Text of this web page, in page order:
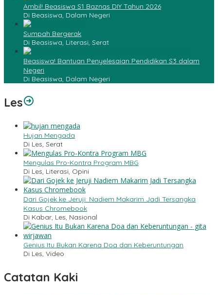
Ambil! Beasiswa S1 Baznas DIY Tahun 2026
Di Beasiswa, Dalam Negeri
Sumpah Bergerak
Di Beasiswa, Literasi, Serat
Beasiswa! Bantuan Penyelesaian Pendidikan S3 dalam
Negeri
Di Beasiswa, Dalam Negeri
Les
Hujan Mengada
Di Les, Serat
Mengulas Pro-Kontra Program MBG
Di Les, Literasi, Opini
Dari Gojek ke Jeruji: Nadiem Makarim Jadi Tersangka
Kasus Chromebook
Di Kabar, Les, Nasional
Genius Itu Bukan Karena Doa dan Keberuntungan
Di Les, Video
Catatan Kaki